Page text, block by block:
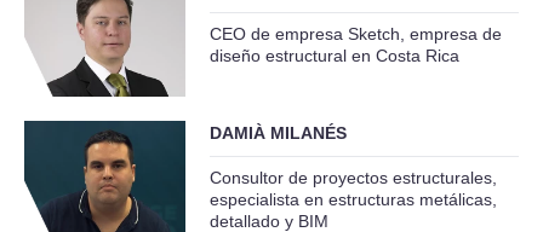
CEO de empresa Sketch, empresa de
diseño estructural en Costa Rica
DAMIÀ MILANÉS
Consultor de proyectos estructurales,
especialista en estructuras metálicas,
detallado y BIM